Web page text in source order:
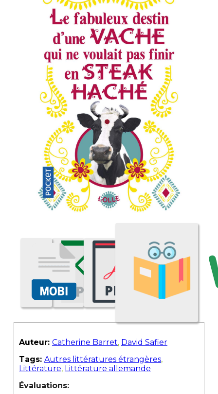
Auteur: Catherine Barret, David Safier
Tags: Autres littératures étrangères,
Littérature, Littérature allemande
Évaluations: